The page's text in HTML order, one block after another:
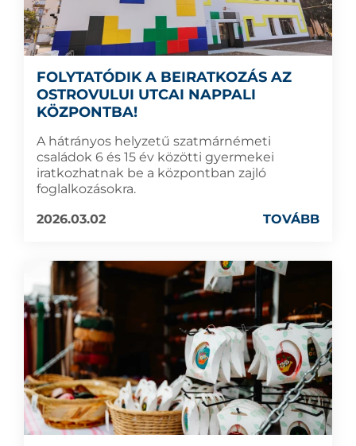
FOLYTATÓDIK A BEIRATKOZÁS AZ
OSTROVULUI UTCAI NAPPALI
KÖZPONTBA!
A hátrányos helyzetű szatmárnémeti
családok 6 és 15 év közötti gyermekei
iratkozhatnak be a központban zajló
foglalkozásokra.
2026.03.02
TOVÁBB